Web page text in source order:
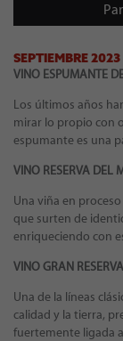
SEPTIEMBRE 2023
VINO ESPUMANTE
Los últimos años
mirar lo propio con
espumante es una
VINO RESERVA DEL
Una viña en
que surten de
enriqueciendo con
VINO GRAN
Una de la líneas
calidad y la tierra,
fuertemente ligada